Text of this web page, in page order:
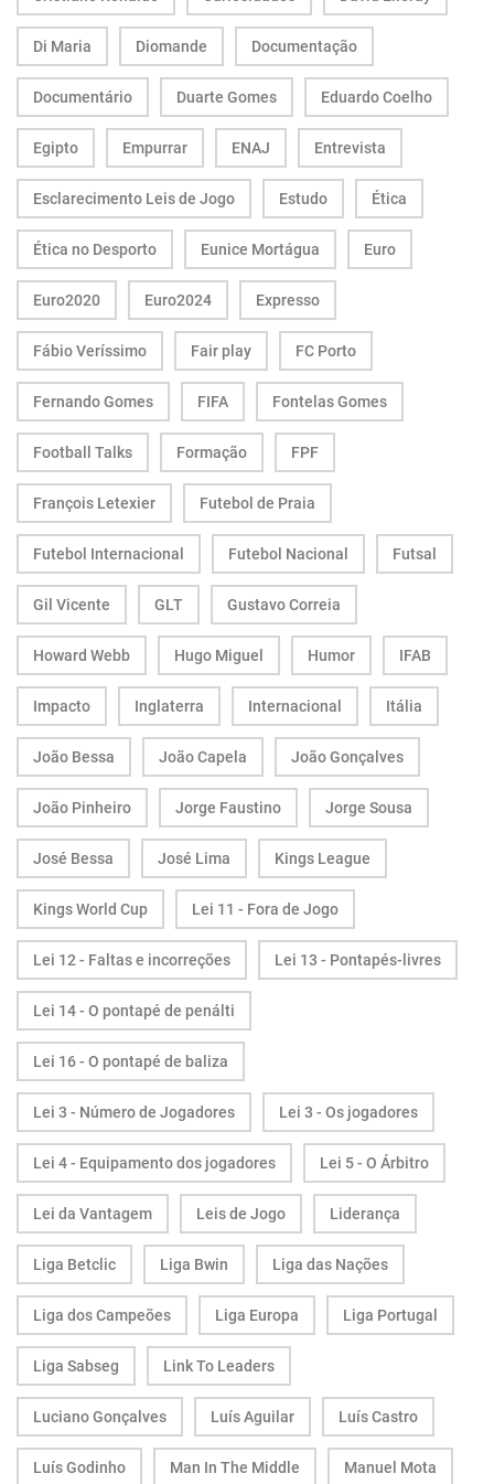
Di Maria Diomande Documentação
Documentário Duarte Gomes Eduardo Coelho
Egipto Empurrar ENAJ Entrevista
Esclarecimento Leis de Jogo Estudo Ética
Ética no Desporto Eunice Mortágua Euro
Euro2020 Euro2024 Expresso
Fábio Veríssimo Fair play FC Porto
Fernando Gomes FIFA Fontelas Gomes
Football Talks Formação FPF
François Letexier Futebol de Praia
Futebol Internacional Futebol Nacional Futsal
Gil Vicente GLT Gustavo Correia
Howard Webb Hugo Miguel Humor IFAB
Impacto Inglaterra Internacional Itália
João Bessa João Capela João Gonçalves
João Pinheiro Jorge Faustino Jorge Sousa
José Bessa José Lima Kings League
Kings World Cup Lei 11 - Fora de Jogo
Lei 12 - Faltas e incorreções Lei 13 - Pontapés-livres
Lei 14 - O pontapé de penálti
Lei 16 - O pontapé de baliza
Lei 3 - Número de Jogadores Lei 3 - Os jogadores
Lei 4 - Equipamento dos jogadores Lei 5 - O Árbitro
Lei da Vantagem Leis de Jogo Liderança
Liga Betclic Liga Bwin Liga das Nações
Liga dos Campeões Liga Europa Liga Portugal
Liga Sabseg Link To Leaders
Luciano Gonçalves Luís Aguilar Luís Castro
Luís Godinho Man In The Middle Manuel Mota